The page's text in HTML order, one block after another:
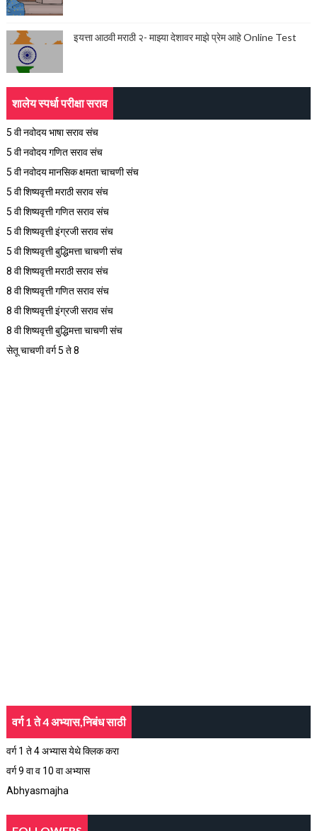
इयत्ता आठवी मराठी २- माझ्या देशावर माझे प्रेम आहे Online Test
शालेय स्पर्धा परीक्षा सराव
5 वी नवोदय भाषा सराव संच
5 वी नवोदय गणित सराव संच
5 वी नवोदय मानसिक क्षमता चाचणी संच
5 वी शिष्यवृत्ती मराठी सराव संच
5 वी शिष्यवृत्ती गणित सराव संच
5 वी शिष्यवृत्ती इंग्रजी सराव संच
5 वी शिष्यवृत्ती बुद्धिमत्ता चाचणी संच
8 वी शिष्यवृत्ती मराठी सराव संच
8 वी शिष्यवृत्ती गणित सराव संच
8 वी शिष्यवृत्ती इंग्रजी सराव संच
8 वी शिष्यवृत्ती बुद्धिमत्ता चाचणी संच
सेतू चाचणी वर्ग 5 ते 8
वर्ग 1 ते 4 अभ्यास,निबंध साठी
वर्ग 1 ते 4 अभ्यास येथे क्लिक करा
वर्ग 9 वा व 10 वा अभ्यास
Abhyasmajha